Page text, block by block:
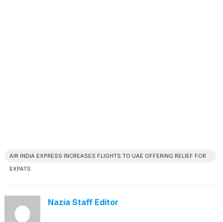
AIR INDIA EXPRESS INCREASES FLIGHTS TO UAE OFFERING RELIEF FOR
EXPATS
Nazia Staff Editor